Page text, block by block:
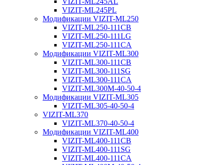
VIZIT-ML245PL
Модификации VIZIT-ML250
VIZIT-ML250-111CB
VIZIT-ML250-111LG
VIZIT-ML250-111CA
Модификации VIZIT-ML300
VIZIT-ML300-111CB
VIZIT-ML300-111SG
VIZIT-ML300-111CA
VIZIT-ML300М-40-50-4
Модификации VIZIT-ML305
VIZIT-ML305-40-50-4
VIZIT-ML370
VIZIT-ML370-40-50-4
Модификации VIZIT-ML400
VIZIT-ML400-111CB
VIZIT-ML400-111SG
VIZIT-ML400-111CA